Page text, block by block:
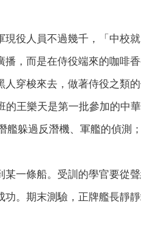
役人員不過幾千，「中校
，而是在侍役端來的咖啡
穿梭來去，做著侍役之類的
王樂天是第一批參加的中
躲過反潛機、軍艦的偵測；
一條船。受訓的學官要從
。期末測驗，正牌艦長靜